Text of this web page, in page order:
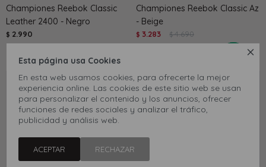

Esta página usa Cookies
En esta web usamos cookies, para ofrecerte la mejor
experiencia online. Las cookies de este sitio web se usan
para personalizar el contenido y los anuncios, ofrecer
funciones de redes sociales y analizar el tráfico,
publicidad y análisis web.
ACEPTAR RECHAZAR
Championes Reebok Classic
Leather 2400 - Negro
$ 2.990
Championes Reebok Classic Az
- Beige
$ 3.283 $ 4.690